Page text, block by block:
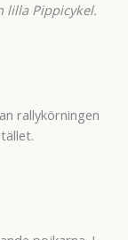
lilla Pippicykel.
rallykörningen